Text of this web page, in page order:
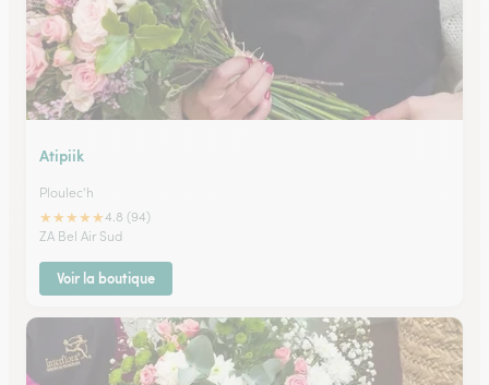
Atipiik
Ploulec'h
★★★★★4.8 (94)
ZA Bel Air Sud
Voir la boutique